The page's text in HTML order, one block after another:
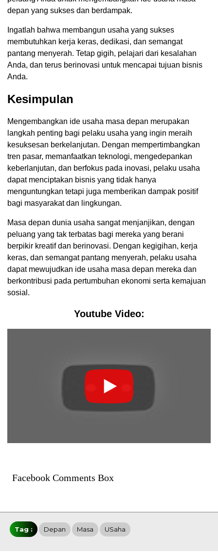
depan yang sukses dan berdampak.
Ingatlah bahwa membangun usaha yang sukses
membutuhkan kerja keras, dedikasi, dan semangat
pantang menyerah. Tetap gigih, pelajari dari kesalahan
Anda, dan terus berinovasi untuk mencapai tujuan bisnis
Anda.
Kesimpulan
Mengembangkan ide usaha masa depan merupakan
langkah penting bagi pelaku usaha yang ingin meraih
kesuksesan berkelanjutan. Dengan mempertimbangkan
tren pasar, memanfaatkan teknologi, mengedepankan
keberlanjutan, dan berfokus pada inovasi, pelaku usaha
dapat menciptakan bisnis yang tidak hanya
menguntungkan tetapi juga memberikan dampak positif
bagi masyarakat dan lingkungan.
Masa depan dunia usaha sangat menjanjikan, dengan
peluang yang tak terbatas bagi mereka yang berani
berpikir kreatif dan berinovasi. Dengan kegigihan, kerja
keras, dan semangat pantang menyerah, pelaku usaha
dapat mewujudkan ide usaha masa depan mereka dan
berkontribusi pada pertumbuhan ekonomi serta kemajuan
sosial.
Youtube Video:
Facebook Comments Box
Tag : Depan Masa USaha